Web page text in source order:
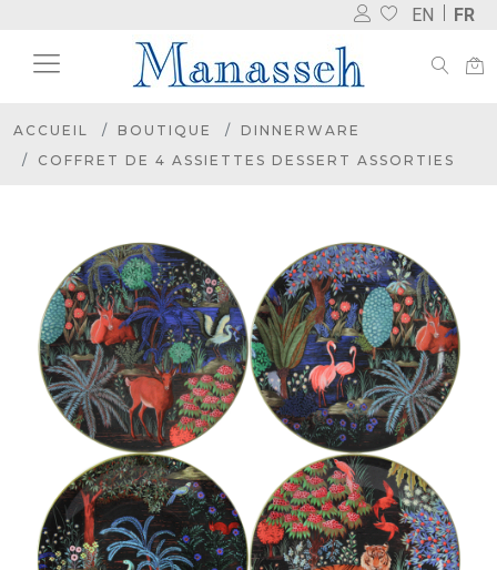
EN FR
ACCUEIL BOUTIQUE
DINNERWARE
COFFRET DE 4 ASSIETTES DESSERT ASSORTIES